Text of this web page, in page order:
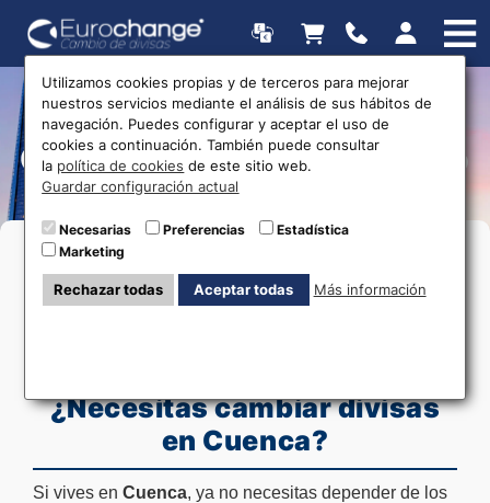
Cambio de moneda en
Cuenca - Envío a Domicilio
¿Necesitas cambiar divisas
en Cuenca?
Si vives en Cuenca, ya no necesitas depender de los
Utilizamos cookies propias y de terceros para mejorar
nuestros servicios mediante el análisis de sus hábitos de
navegación. Puedes configurar y aceptar el uso de
cookies a continuación. También puede consultar
la política de cookies de este sitio web.
Guardar configuración actual
Necesarias Preferencias
Estadística
Marketing
Rechazar todas Aceptar todas Más información